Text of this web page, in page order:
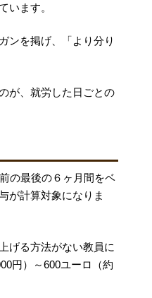
います。
ンを掲げ、「より分り
が、就労した日ごとの
の最後の６ヶ月間をベ
が計算対象になりま
げる方法がない教員に
円）～600ユーロ（約